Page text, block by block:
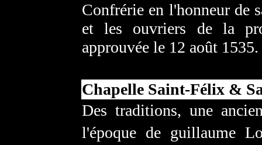
Confrérie en l'honneur de
et les ouvriers de la
approuvée le 12 août 1535.
Chapelle Saint-Félix &
Des traditions, une
l'époque de guillaume